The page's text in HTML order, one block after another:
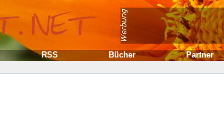
RSS Bücher Partner